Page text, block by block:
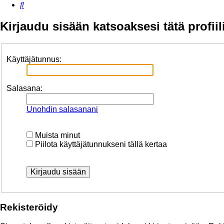
Etsi
Kirjaudu sisään katsoaksesi tätä
Käyttäjätunnus:
Salasana:
Unohdin salasanani
Muista minut
Piilota käyttäjätunnukseni tällä kertaa
Rekisteröidy